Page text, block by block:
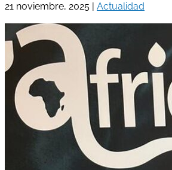
21 noviembre, 2025 Actualidad